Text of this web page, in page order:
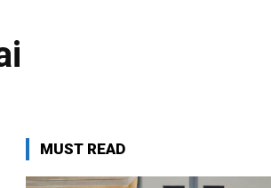
MUST READ